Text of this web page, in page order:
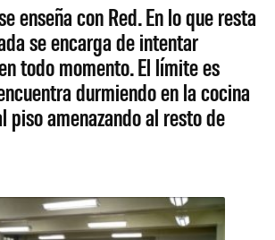
enseña con Red. En lo que resta
se encarga de intentar
todo momento. El límite es
durmiendo en la cocina
piso amenazando al resto de